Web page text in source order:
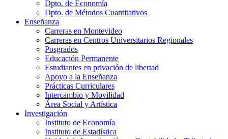
Dpto. de Economía
Dpto. de Métodos Cuantitativos
Enseñanza
Carreras en Montevideo
Carreras en Centros Universitarios Regionales
Posgrados
Educación Permanente
Estudiantes en privación de libertad
Apoyo a la Enseñanza
Prácticas Curriculares
Intercambio y Movilidad
Área Social y Artística
Investigación
Instituto de Economía
Instituto de Estadística